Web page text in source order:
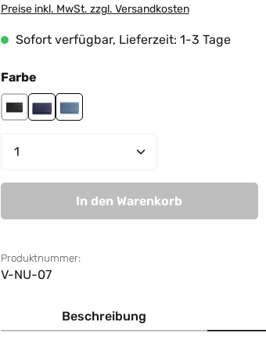
Preise inkl. MwSt. zzgl. Versandkosten
Sofort verfügbar, Lieferzeit: 1-3 Tage
Farbeauswählen
blackpurplesky blue
Produkt Anzahl: Gib den
In den Warenkorb
Produktnummer:
V-NU-07
Beschreibung